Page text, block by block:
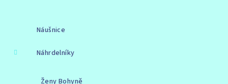
Náušnice
Náhrdelníky
Ženy Bohyně